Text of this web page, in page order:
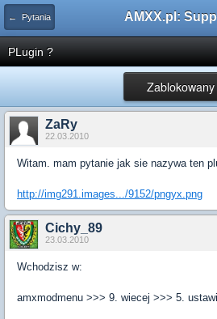
← Pytania
PLugin ?
Zablokowany
ZaRy
22.03.2010
Witam. mam pytanie jak sie nazywa ten
http://img291.images.../9152/pngyx.png
Cichy_89
23.03.2010
Wchodzisz w:
amxmodmenu >>> 9. wiecej >>> 5.